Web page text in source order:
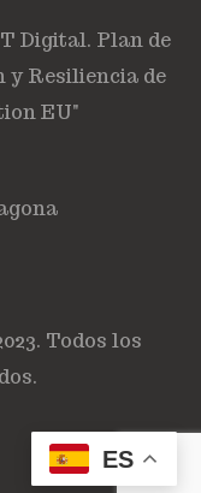
Digital. Plan de
y Resiliencia de
EU"
Todos los
ES